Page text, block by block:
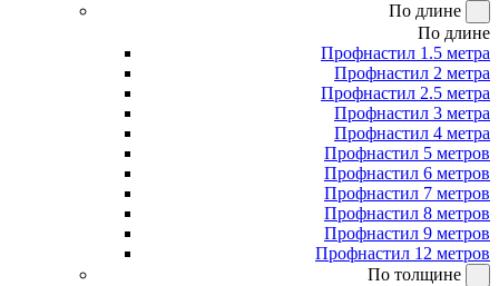
По длине
По длине
Профнастил 1.5 метра
Профнастил 2 метра
Профнастил 2.5 метра
Профнастил 3 метра
Профнастил 4 метра
Профнастил 5 метров
Профнастил 6 метров
Профнастил 7 метров
Профнастил 8 метров
Профнастил 9 метров
Профнастил 12 метров
По толщине